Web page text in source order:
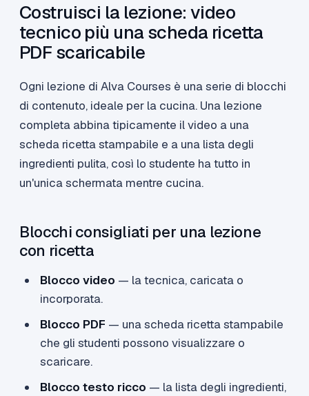
Costruisci la lezione: video
tecnico più una scheda ricetta
PDF scaricabile
Ogni lezione di Alva Courses è una serie di blocchi
di contenuto, ideale per la cucina. Una lezione
completa abbina tipicamente il video a una
scheda ricetta stampabile e a una lista degli
ingredienti pulita, così lo studente ha tutto in
un'unica schermata mentre cucina.
Blocchi consigliati per una lezione
con ricetta
Blocco video — la tecnica, caricata o
incorporata.
Blocco PDF — una scheda ricetta stampabile
che gli studenti possono visualizzare o
scaricare.
Blocco testo ricco — la lista degli ingredienti,